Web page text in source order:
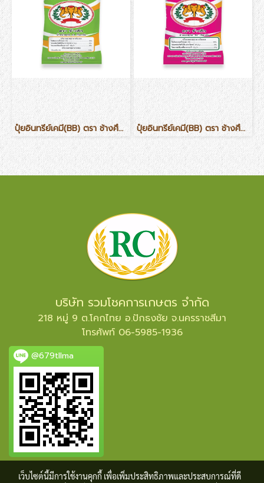
ปุ๋ยอินทรีย์เคมี(BB) ตรา ช้างศึก สูตร 10-5-5 ปุ๋ยอินทรีย์เคมี(BB) ตรา ช้างศึก สูตร 12-3-3
บริษัท รวมโชคการเกษตร จำกัด
218 หมู่ 9 ต.โคกไทย อ.ปักธงชัย จ.นครราชสีมา
โทรศัพท์ 06-5985-1936
@679tllma
เว็บไซต์นี้มีการใช้งานคุกกี้ เพื่อเพิ่มประสิทธิภาพและประสบการณ์ที่ดี